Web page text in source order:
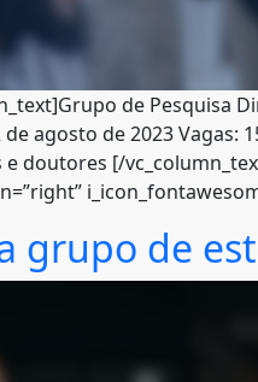
de Pesquisa
agosto de 2023
doutores [/
grupo de